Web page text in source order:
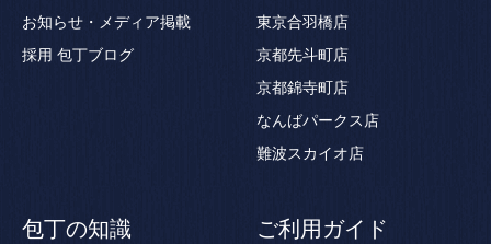
お知らせ・メディア掲載
採用 包丁ブログ
東京合羽橋店
京都先斗町店
京都錦寺町店
なんばパークス店
難波スカイオ店
包丁の知識 ご利用ガイド